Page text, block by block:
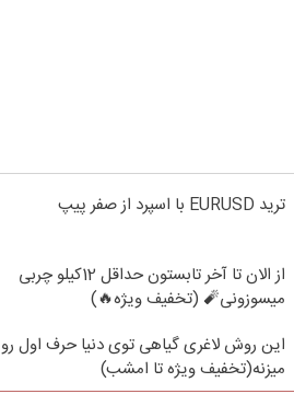
ترید EURUSD با اسپرد از صفر پیپ
از الان تا آخر تابستون حداقل 12کیلو چربی
میسوزونی🧨 (تخفیف ویژه🔥)
این روش لاغری گیاهی توی دنیا حرف اول رو
میزنه(تخفیف ویژه تا امشب)